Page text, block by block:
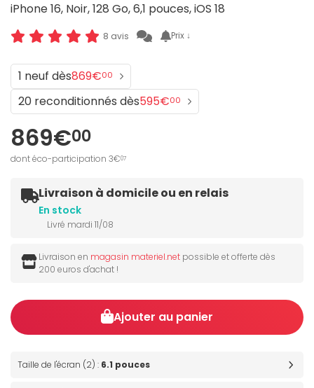
iPhone 16, Noir, 128 Go, 6,1 pouces, iOS 18
8 avis Prix ↓
1 neuf dès869€00
20 reconditionnés dès595€00
869€00
dont éco-participation 3€07
Livraison à domicile ou en relais
En stock
Livré mardi 11/08
Livraison en magasin materiel.net possible et offerte dès
200 euros d'achat !
Ajouter au panier
Taille de l'écran (2) : 6.1 pouces